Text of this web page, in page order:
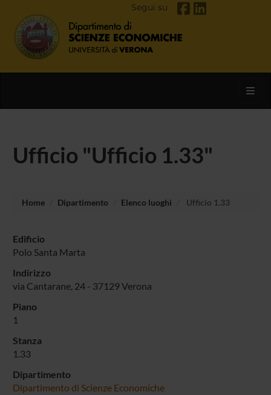
Segui su
Ufficio "Ufficio 1.33"
Home Dipartimento Elenco luoghi Ufficio 1.33
Edificio
Polo Santa Marta
Indirizzo
via Cantarane, 24 - 37129 Verona
Piano
1
Stanza
1.33
Dipartimento
Dipartimento di Scienze Economiche